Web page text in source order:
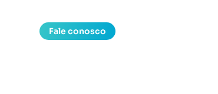
Fale conosco